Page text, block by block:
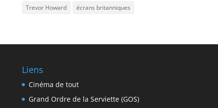
Trevor Howard
écrans britanniques
Liens
Cinéma de tout
Grand Ordre de la Serviette (GOS)